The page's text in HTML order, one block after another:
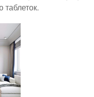
таблеток.